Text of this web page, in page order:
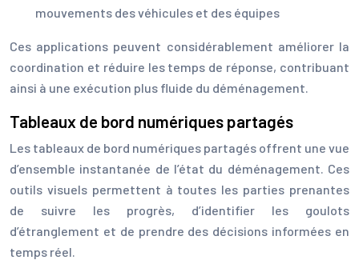
mouvements des véhicules et des équipes
Ces applications peuvent considérablement améliorer la
coordination et réduire les temps de réponse, contribuant
ainsi à une exécution plus fluide du déménagement.
Tableaux de bord numériques partagés
Les tableaux de bord numériques partagés offrent une vue
d’ensemble instantanée de l’état du déménagement. Ces
outils visuels permettent à toutes les parties prenantes
de suivre les progrès, d’identifier les goulots
d’étranglement et de prendre des décisions informées en
temps réel.